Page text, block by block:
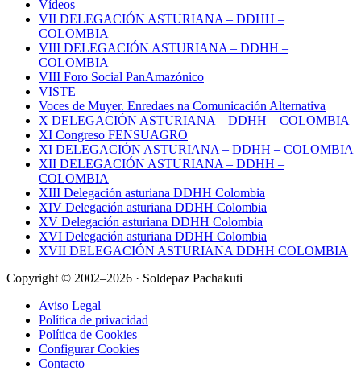
Vídeos
VII DELEGACIÓN ASTURIANA – DDHH –
COLOMBIA
VIII DELEGACIÓN ASTURIANA – DDHH –
COLOMBIA
VIII Foro Social PanAmazónico
VISTE
Voces de Muyer. Enredaes na Comunicación Alternativa
X DELEGACIÓN ASTURIANA – DDHH – COLOMBIA
XI Congreso FENSUAGRO
XI DELEGACIÓN ASTURIANA – DDHH – COLOMBIA
XII DELEGACIÓN ASTURIANA – DDHH –
COLOMBIA
XIII Delegación asturiana DDHH Colombia
XIV Delegación asturiana DDHH Colombia
XV Delegación asturiana DDHH Colombia
XVI Delegación asturiana DDHH Colombia
XVII DELEGACIÓN ASTURIANA DDHH COLOMBIA
Copyright © 2002–2026 · Soldepaz Pachakuti
Aviso Legal
Política de privacidad
Política de Cookies
Configurar Cookies
Contacto